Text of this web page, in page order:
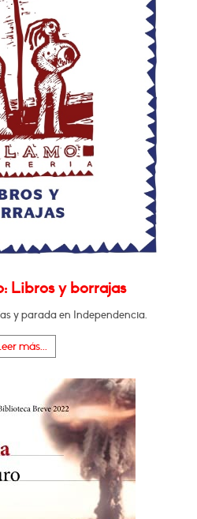
Libros y borrajas
y parada en Independencia.
más...